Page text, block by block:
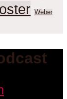
Weber